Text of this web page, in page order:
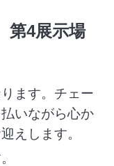
4展示場
ます。チェー
いながら心か
えします。